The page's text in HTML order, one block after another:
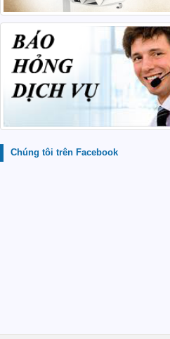
Chúng tôi trên Facebook